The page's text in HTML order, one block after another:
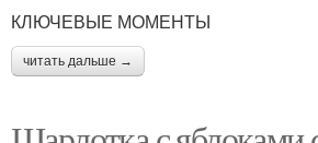
КЛЮЧЕВЫЕ МОМЕНТЫ
читать дальше →